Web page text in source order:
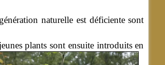
naturelle est déficiente sont
plants sont ensuite introduits en